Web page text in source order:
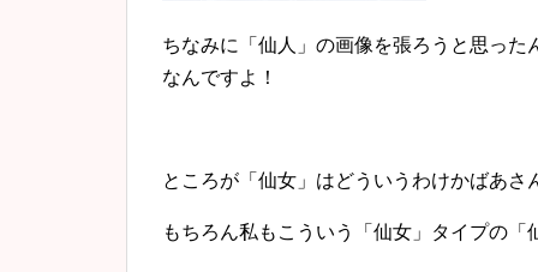
ちなみに「仙人」の画像を張ろうと思っ
なんですよ！
ところが「仙女」はどういうわけかばあ
もちろん私もこういう「仙女」タイプの